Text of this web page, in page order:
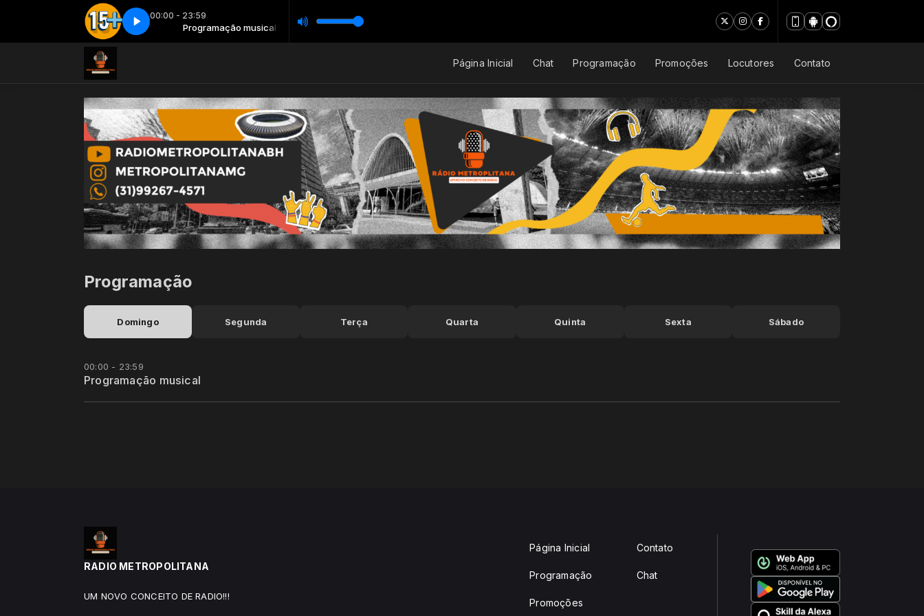
00:00 - 23:59
Programação musical Programação musical
As 15 mais - Parte 2 As 15 mais - Parte 2
Página Inicial Chat Programação Promoções Locutores Contato
Programação
Domingo Segunda Terça Quarta Quinta Sexta Sábado
00:00 - 23:59
Programação musical
RADIO METROPOLITANA
UM NOVO CONCEITO DE RADIO!!!
Página Inicial
Programação
Promoções
Contato
Chat